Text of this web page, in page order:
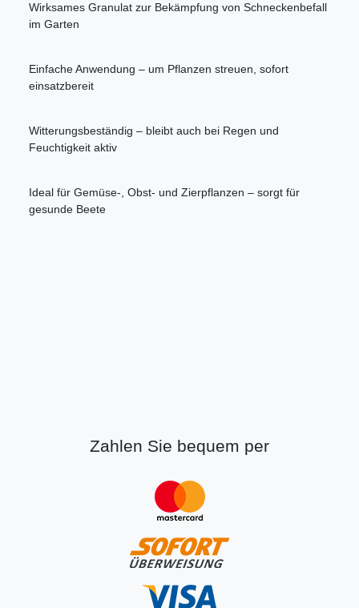
Wirksames Granulat zur Bekämpfung von Schneckenbefall
im Garten
Einfache Anwendung – um Pflanzen streuen, sofort
einsatzbereit
Witterungsbeständig – bleibt auch bei Regen und
Feuchtigkeit aktiv
Ideal für Gemüse-, Obst- und Zierpflanzen – sorgt für
gesunde Beete
Zahlen Sie bequem per